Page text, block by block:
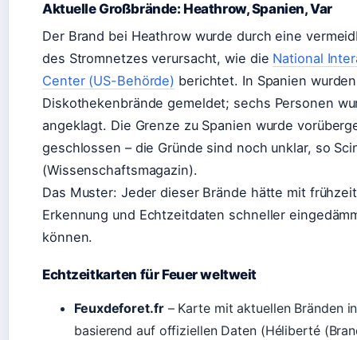
Aktuelle Großbrände: Heathrow, Spanien, Var
Der Brand bei Heathrow wurde durch eine
des Stromnetzes verursacht, wie die National
Center (US-Behörde) berichtet. In Spanien
Diskothekenbrände gemeldet; sechs Personen
angeklagt. Die Grenze zu Spanien wurde
geschlossen – die Gründe sind noch unklar, so
(Wissenschaftsmagazin).
Das Muster: Jeder dieser Brände hätte mit
Erkennung und Echtzeitdaten schneller
können.
Echtzeitkarten für Feuer weltweit
Feuxdeforet.fr– Karte mit aktuellen Bränden
basierend auf offiziellen Daten (Héliberté